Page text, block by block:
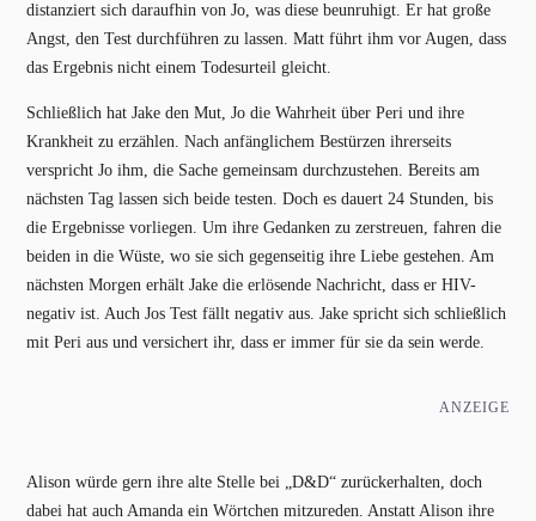
distanziert sich daraufhin von Jo, was diese beunruhigt. Er hat große
Angst, den Test durchführen zu lassen. Matt führt ihm vor Augen, dass
das Ergebnis nicht einem Todesurteil gleicht.
Schließlich hat Jake den Mut, Jo die Wahrheit über Peri und ihre
Krankheit zu erzählen. Nach anfänglichem Bestürzen ihrerseits
verspricht Jo ihm, die Sache gemeinsam durchzustehen. Bereits am
nächsten Tag lassen sich beide testen. Doch es dauert 24 Stunden, bis
die Ergebnisse vorliegen. Um ihre Gedanken zu zerstreuen, fahren die
beiden in die Wüste, wo sie sich gegenseitig ihre Liebe gestehen. Am
nächsten Morgen erhält Jake die erlösende Nachricht, dass er HIV-
negativ ist. Auch Jos Test fällt negativ aus. Jake spricht sich schließlich
mit Peri aus und versichert ihr, dass er immer für sie da sein werde.
ANZEIGE
Alison würde gern ihre alte Stelle bei „D&D“ zurückerhalten, doch
dabei hat auch Amanda ein Wörtchen mitzureden. Anstatt Alison ihre